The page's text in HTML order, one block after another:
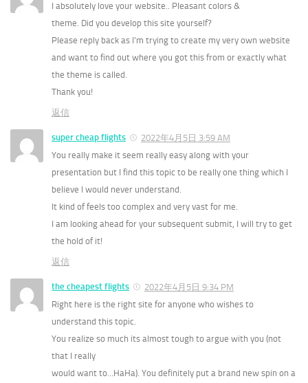
I absolutely love your website.. Pleasant colors &
theme. Did you develop this site yourself?
Please reply back as I’m trying to create my very own website
and want to find out where you got this from or exactly what
the theme is called.
Thank you!
返信
super cheap flights
2022年4月5日 3:59 AM
You really make it seem really easy along with your
presentation but I find this topic to be really one thing which I
believe I would never understand.
It kind of feels too complex and very vast for me.
I am looking ahead for your subsequent submit, I will try to get
the hold of it!
返信
the cheapest flights
2022年4月5日 9:34 PM
Right here is the right site for anyone who wishes to
understand this topic.
You realize so much its almost tough to argue with you (not
that I really
would want to…HaHa). You definitely put a brand new spin on a